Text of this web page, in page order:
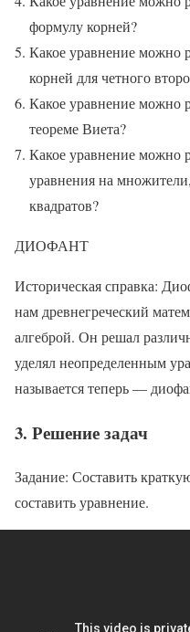
формулу корней?
Какое уравнение можно
корней для четного
Какое уравнение можно
теореме Виета?
Какое уравнение можно
уравнения на
квадратов?
ДИОФАНТ
Историческая справка:
нам древнегреческий
алгеброй. Он решал
уделял неопределенным
называется теперь —
3. Решение задач
Задание: Составить
составить уравнение.